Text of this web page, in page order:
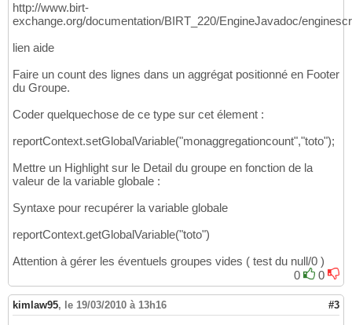
http://www.birt-
exchange.org/documentation/BIRT_220/EngineJavadoc/
lien aide
Faire un count des lignes dans un aggrégat positionné en Footer
du Groupe.
Coder quelquechose de ce type sur cet élement :
reportContext.setGlobalVariable("monaggregationcount","toto");
Mettre un Highlight sur le Detail du groupe en fonction de la
valeur de la variable globale :
Syntaxe pour recupérer la variable globale
reportContext.getGlobalVariable("toto")
Attention à gérer les éventuels groupes vides ( test du null/0 )
0
0
kimlaw95, le 19/03/2010 à 13h16 #3